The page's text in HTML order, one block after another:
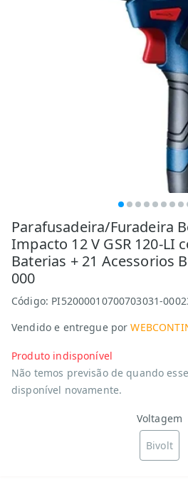
Parafusadeira/Furadeira
Impacto 12 V GSR 120-LI
Baterias + 21 Acessorios
000
Código: PI52000010700703031-
Vendido e entregue por
Produto indisponível
Não temos previsão de quando
disponível novamente.
Voltagem
Bivolt